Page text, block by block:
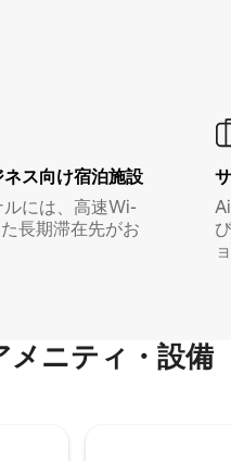
ス⁠向⁠け宿⁠泊⁠施⁠設
には、高速Wi-
長期滞在先がお
メニティ・設備